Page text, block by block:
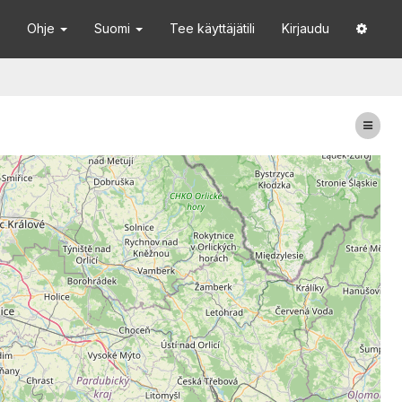
Ohje Suomi Tee käyttäjätili Kirjaudu